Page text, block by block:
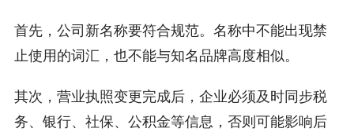
首先，公司新名称要符合规范。名称中不能出现禁
止使用的词汇，也不能与知名品牌高度相似。
其次，营业执照变更完成后，企业必须及时同步税
务、银行、社保、公积金等信息，否则可能影响后